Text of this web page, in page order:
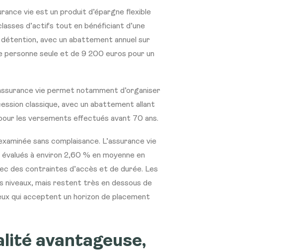
vie est un produit d’épargne flexible
d’actifs tout en bénéficiant d’une
avec un abattement annuel sur
personne seule et de 9 200 euros pour un
vie permet notamment d’organiser
classique, avec un abattement allant
les versements effectués avant 70 ans.
sans complaisance. L’assurance vie
à environ 2,60 % en moyenne en
des contraintes d’accès et de durée. Les
niveaux, mais restent très en dessous de
qui acceptent un horizon de placement
avantageuse,